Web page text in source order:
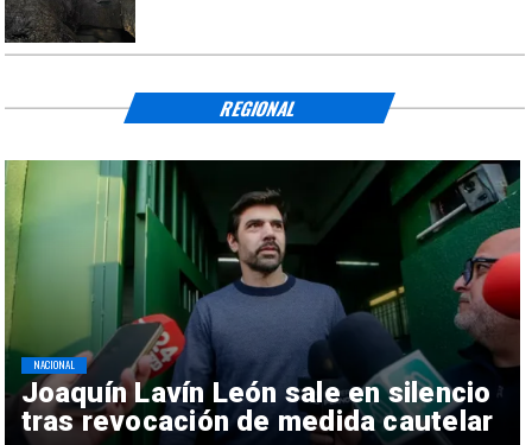
Joaquín Lavín León sale en silencio
tras revocación de medida cautelar
NACIONAL
REGIONAL